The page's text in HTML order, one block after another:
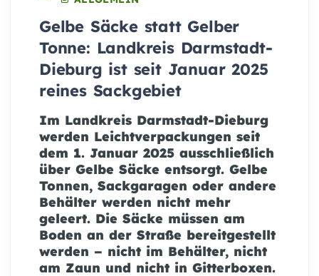
Gelbe Säcke statt Gelber
Tonne: Landkreis Darmstadt-
Dieburg ist seit Januar 2025
reines Sackgebiet
Im Landkreis Darmstadt-Dieburg
werden Leichtverpackungen seit
dem 1. Januar 2025 ausschließlich
über Gelbe Säcke entsorgt. Gelbe
Tonnen, Sackgaragen oder andere
Behälter werden nicht mehr
geleert. Die Säcke müssen am
Boden an der Straße bereitgestellt
werden – nicht im Behälter, nicht
am Zaun und nicht in Gitterboxen.